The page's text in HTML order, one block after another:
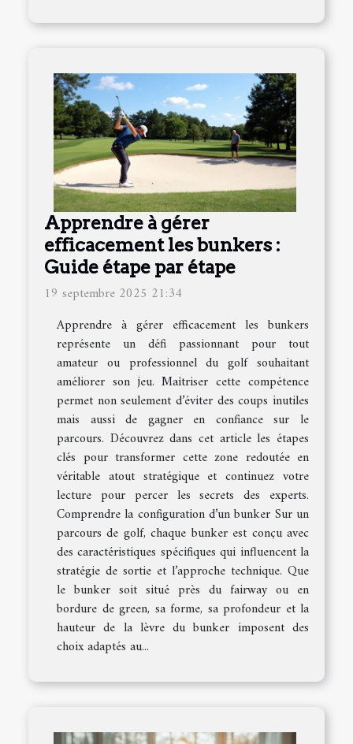
Apprendre à gérer
efficacement les bunkers :
Guide étape par étape
19 septembre 2025 21:34
Apprendre à gérer efficacement les bunkers
représente un défi passionnant pour tout
amateur ou professionnel du golf souhaitant
améliorer son jeu. Maîtriser cette compétence
permet non seulement d’éviter des coups inutiles
mais aussi de gagner en confiance sur le
parcours. Découvrez dans cet article les étapes
clés pour transformer cette zone redoutée en
véritable atout stratégique et continuez votre
lecture pour percer les secrets des experts.
Comprendre la configuration d’un bunker Sur un
parcours de golf, chaque bunker est conçu avec
des caractéristiques spécifiques qui influencent la
stratégie de sortie et l’approche technique. Que
le bunker soit situé près du fairway ou en
bordure de green, sa forme, sa profondeur et la
hauteur de la lèvre du bunker imposent des
choix adaptés au...